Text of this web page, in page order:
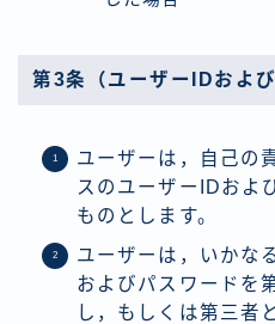
第3条（ユーザーIDおよ
ユーザーは，自己の
スのユーザーIDおよ
ものとします。
ユーザーは，いかな
およびパスワードを
し，もしくは第三者